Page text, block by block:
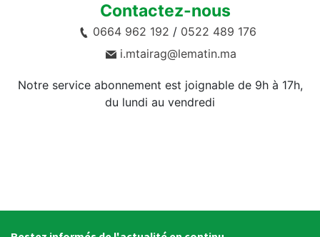
Contactez-nous
0664 962 192 / 0522 489 176
i.mtairag@lematin.ma
Notre service abonnement est joignable de 9h à 17h,
du lundi au vendredi